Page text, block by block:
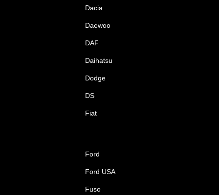
Dacia
Daewoo
DAF
Daihatsu
Dodge
DS
Fiat
Ford
Ford USA
Fuso